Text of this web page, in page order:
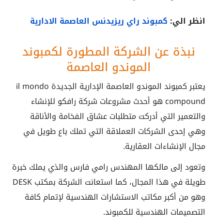
انظر الي: كمبوند راي ريزيدنس العاصمة الادارية
نبذة عن الشركة المطورة لكمبوند
الموندو العاصمة
يعتبر كمبوند الموندو العاصمة الإدارية الجديدة il mondo
compound هو أحدث مشروعات شركة رافكو للإنشاء
والتعمير التي أدركت متطلبات عشاق الفخامة والأناقة
وهي إحدى الشركات العملاقة التي تملك باع طويل في
مجال الإنشاءات العقارية.
وتعود إلى مالكها المهندس رامي فارس والذي يملك خبرة
طويلة في هذا المجال، كما استعانت الشركة بمكتب DESK
وهو من أكبر مكاتب الاستشارات الهندسية لإتمام كافة
التصميمات الهندسية للكمبوند.